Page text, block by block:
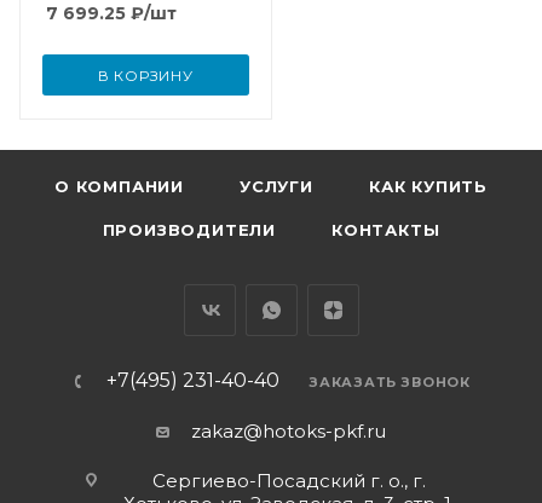
7 699.25 ₽/шт
В КОРЗИНУ
О КОМПАНИИ УСЛУГИ КАК КУПИТЬ
ПРОИЗВОДИТЕЛИ КОНТАКТЫ
+7(495) 231-40-40 ЗАКАЗАТЬ ЗВОНОК
zakaz@hotoks-pkf.ru
Сергиево-Посадский г. о., г.